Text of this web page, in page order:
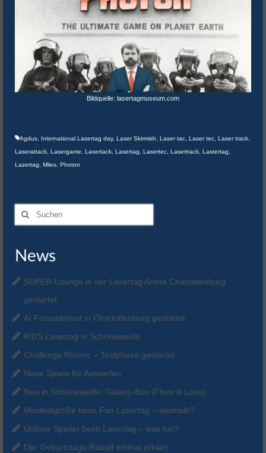
Bildquelle: lasertagmuseum.com
Agdus, International Lasertag day, Laser Skirmish, Laser tac, Laser tec, Laser track,
Laserattack, Lasergame, Lasertack, Lasertag, Lasertec, Lasertrack, Lastertag,
Lazertag, Miles, Photon
Suchen
nach:
News
SUPER-Lounge in der Lasertag Arena Charlottenburg
gestartet
AI Fotoautomat in Charlottenburg gestartet
KIDS Lasertag in Schöneweide
Challenge Rooms – Testphase gestartet
Neue Spiele für Axtwerfen
Neu in Schöneweide: Galaxy-Box (Floor is Lava)
Mindestgröße beim Fun Lasertag – weshalb?
Unfaire Spieler beim Lasertag – was tun?
Der Geburtstags-Rabatt einmal erklärt